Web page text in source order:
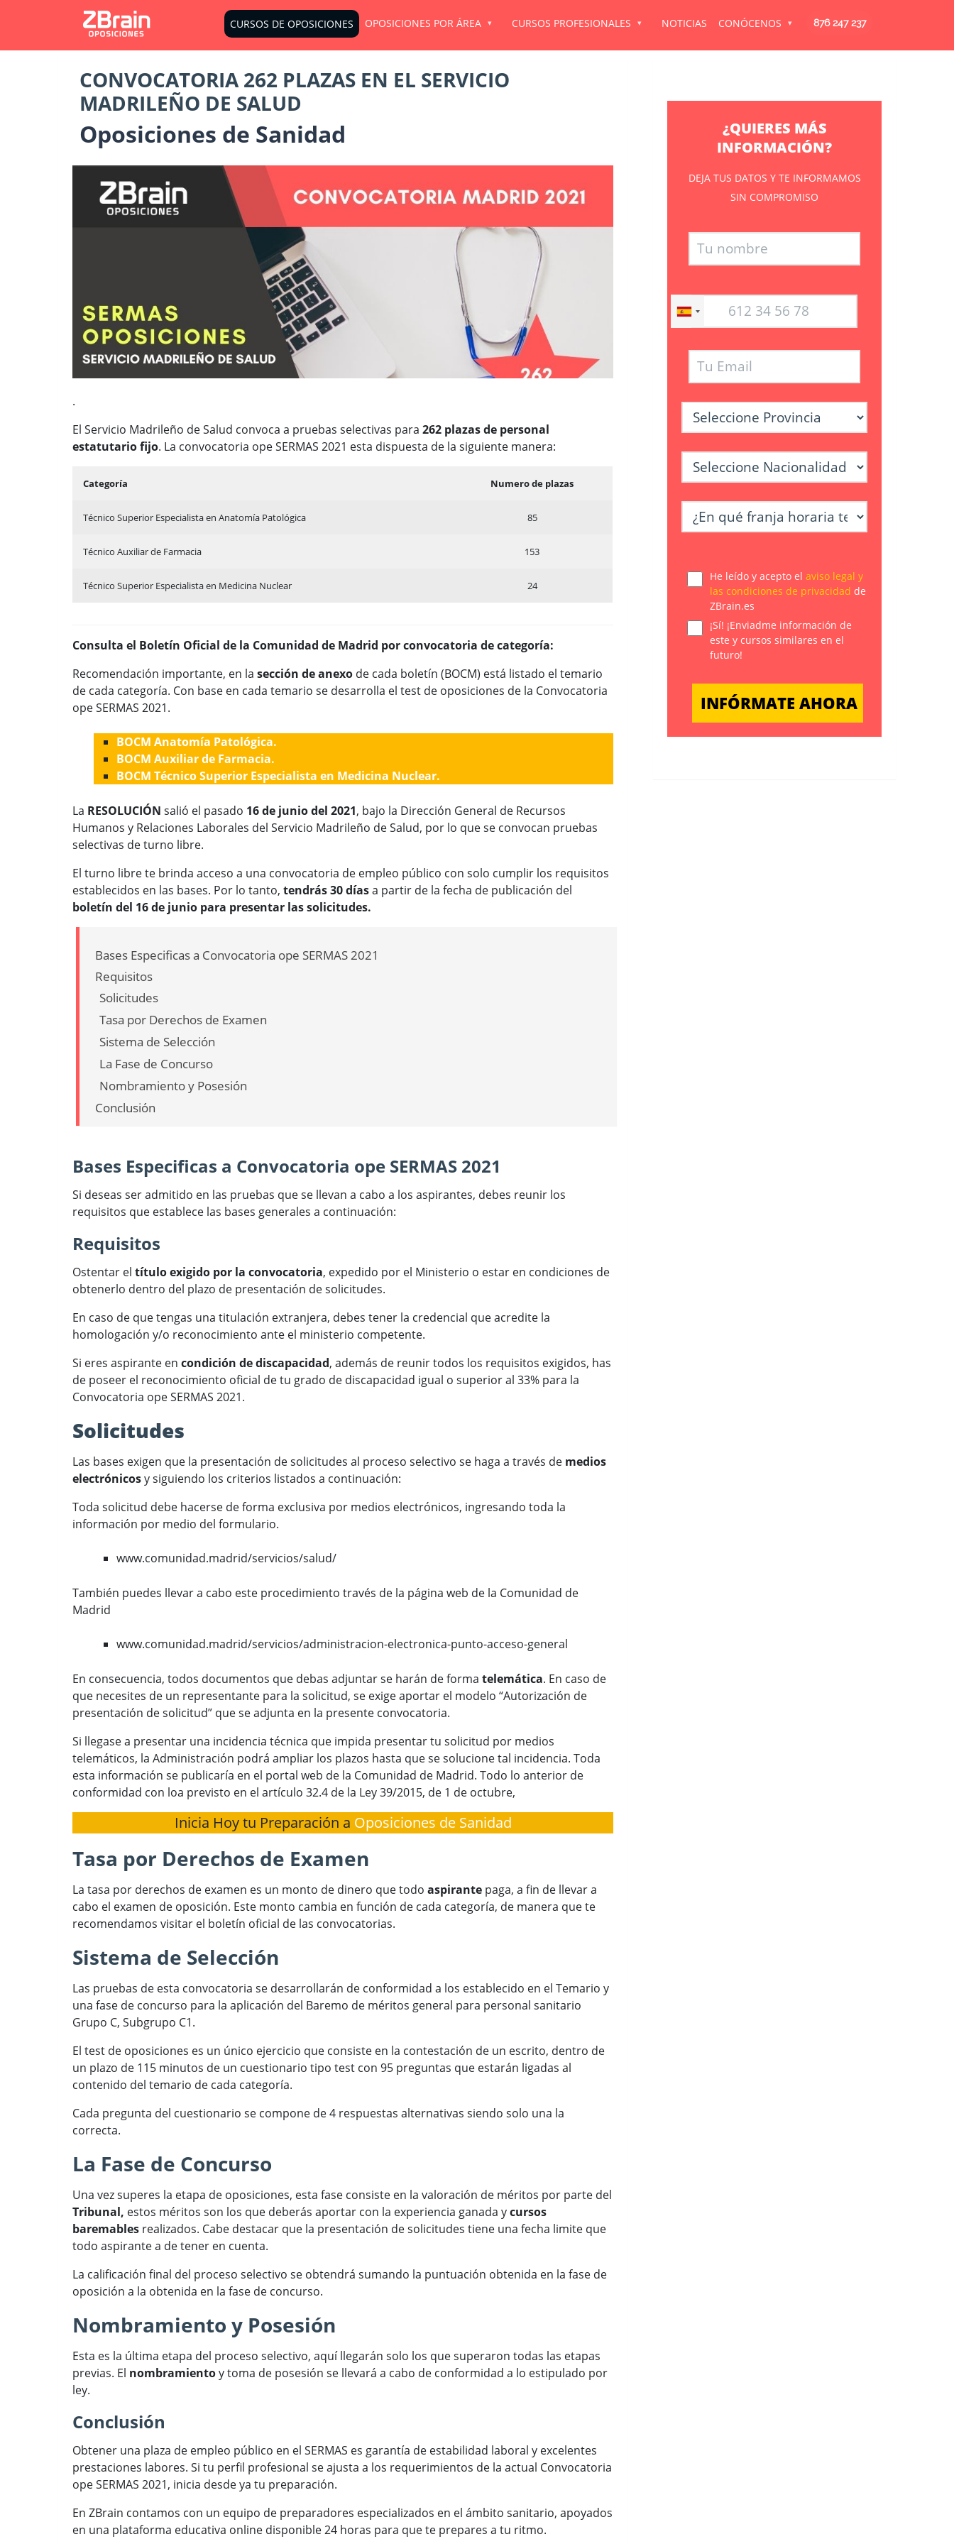
CURSOS DE OPOSICIONES OPOSICIONES POR ÁREA CURSOS PROFESIONALES NOTICIAS CONÓCENOS 876 247 237
CONVOCATORIA 262 PLAZAS EN EL SERVICIO
MADRILEÑO DE SALUD
Oposiciones de Sanidad
.
El Servicio Madrileño de Salud convoca a pruebas selectivas para 262 plazas de personal
estatutario fijo. La convocatoria ope SERMAS 2021 esta dispuesta de la siguiente manera:
Categoría Numero de plazas
Técnico Superior Especialista en Anatomía Patológica 85
Técnico Auxiliar de Farmacia 153
Técnico Superior Especialista en Medicina Nuclear 24
Consulta el Boletín Oficial de la Comunidad de Madrid por convocatoria de categoría:
Recomendación importante, en la sección de anexo de cada boletín (BOCM) está listado el temario
de cada categoría. Con base en cada temario se desarrolla el test de oposiciones de la Convocatoria
ope SERMAS 2021.
BOCM Anatomía Patológica.
BOCM Auxiliar de Farmacia.
BOCM Técnico Superior Especialista en Medicina Nuclear.
La RESOLUCIÓN salió el pasado 16 de junio del 2021, bajo la Dirección General de Recursos
Humanos y Relaciones Laborales del Servicio Madrileño de Salud, por lo que se convocan pruebas
selectivas de turno libre.
El turno libre te brinda acceso a una convocatoria de empleo público con solo cumplir los requisitos
establecidos en las bases. Por lo tanto, tendrás 30díasa partir de la fecha de publicación del
boletín del 16 de junio para presentar las solicitudes.
Bases Especificas a Convocatoria ope SERMAS 2021
Requisitos
Solicitudes
Tasa por Derechos de Examen
Sistema de Selección
La Fase de Concurso
Nombramiento y Posesión
Conclusión
Bases Especificas a Convocatoria ope SERMAS 2021
Si deseas ser admitido en las pruebas que se llevan a cabo a los aspirantes, debes reunir los
requisitos que establece las bases generales a continuación:
Requisitos
Ostentar el título exigido por la convocatoria, expedido por el Ministerio o estar en condiciones de
obtenerlo dentro del plazo de presentación de solicitudes.
En caso de que tengas una titulación extranjera, debes tener la credencial que acredite la
homologación y/o reconocimiento ante el ministerio competente.
Si eres aspirante en condición de discapacidad, además de reunir todos los requisitos exigidos, has
de poseer el reconocimiento oficial de tu grado de discapacidad igual o superior al 33% para la
Convocatoria ope SERMAS 2021.
Solicitudes
Las bases exigen que la presentación de solicitudes al proceso selectivo se haga a través de medios
electrónicosy siguiendo los criterios listados a continuación:
Toda solicitud debe hacerse de forma exclusiva por medios electrónicos, ingresando toda la
información por medio del formulario.
www.comunidad.madrid/servicios/salud/
También puedes llevar a cabo este procedimiento través de la página web de la Comunidad de
Madrid
www.comunidad.madrid/servicios/administracion-electronica-punto-acceso-general
En consecuencia, todos documentos que debas adjuntar se harán de forma telemática. En caso de
que necesites de un representante para la solicitud, se exige aportar el modelo “Autorización de
presentación de solicitud” que se adjunta en la presente convocatoria.
Si llegase a presentar una incidencia técnica que impida presentar tu solicitud por medios
telemáticos, la Administración podrá ampliar los plazos hasta que se solucione tal incidencia. Toda
esta información se publicaría en el portal web de la Comunidad de Madrid. Todo lo anterior de
conformidad con loa previsto en el artículo 32.4 de la Ley 39/2015, de 1 de octubre,
Inicia Hoy tu Preparación a Oposiciones de Sanidad
Tasa por Derechos de Examen
La tasa por derechos de examen es un monto de dinero que todo aspirante paga, a fin de llevar a
cabo el examen de oposición. Este monto cambia en función de cada categoría, de manera que te
recomendamos visitar el boletín oficial de las convocatorias.
Sistema de Selección
Las pruebas de esta convocatoria se desarrollarán de conformidad a los establecido en el Temario y
una fase de concurso para la aplicación del Baremo de méritos general para personal sanitario
Grupo C, Subgrupo C1.
El test de oposiciones es un único ejercicio que consiste en la contestación de un escrito, dentro de
un plazo de 115 minutos de un cuestionario tipo test con 95 preguntas que estarán ligadas al
contenido del temario de cada categoría.
Cada pregunta del cuestionario se compone de 4 respuestas alternativas siendo solo una la
correcta.
La Fase de Concurso
Una vez superes la etapa de oposiciones, esta fase consiste en la valoración de méritos por parte del
Tribunal, estos méritos son los que deberás aportar con la experiencia ganada ycursos
baremables realizados. Cabe destacar que la presentación de solicitudes tiene una fecha limite que
todo aspirante a de tener en cuenta.
La calificación final del proceso selectivo se obtendrá sumando la puntuación obtenida en la fase de
oposición a la obtenida en la fase de concurso.
Nombramiento y Posesión
Esta es la última etapa del proceso selectivo, aquí llegarán solo los que superaron todas las etapas
previas. El nombramientoy toma de posesión se llevará a cabo de conformidad a lo estipulado por
ley.
Conclusión
Obtener una plaza de empleo público en el SERMAS es garantía de estabilidad laboral y excelentes
prestaciones labores. Si tu perfil profesional se ajusta a los requerimientos de la actual Convocatoria
ope SERMAS 2021, inicia desde ya tu preparación.
En ZBrain contamos con un equipo de preparadores especializados en el ámbito sanitario, apoyados
en una plataforma educativa online disponible 24 horas para que te prepares a tu ritmo.
¿QUIERES MÁS
INFORMACIÓN?
DEJA TUS DATOS Y TE INFORMAMOS
SIN COMPROMISO
He leído y acepto el aviso legal y
las condiciones de privacidad de
ZBrain.es
¡Sí! ¡Enviadme información de
este y cursos similares en el
futuro!